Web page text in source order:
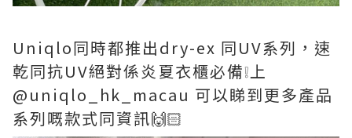
Uniqlo同時都推出dry-ex 同UV系列，速
乾同抗UV絕對係炎夏衣櫃必備❕上
@uniqlo_hk_macau 可以睇到更多產品
系列嘅款式同資訊🙌🏻